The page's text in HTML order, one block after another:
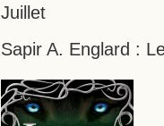
Juillet
Sapir A. Englard :